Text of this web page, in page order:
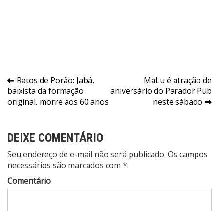
Navegação
de
Ratos de Porão: Jabá,
baixista da formação
original, morre aos 60 anos
MaLu é atração de
aniversário do Parador Pub
neste sábado
DEIXE COMENTÁRIO
Seu endereço de e-mail não será publicado. Os campos
necessários são marcados com *.
Comentário